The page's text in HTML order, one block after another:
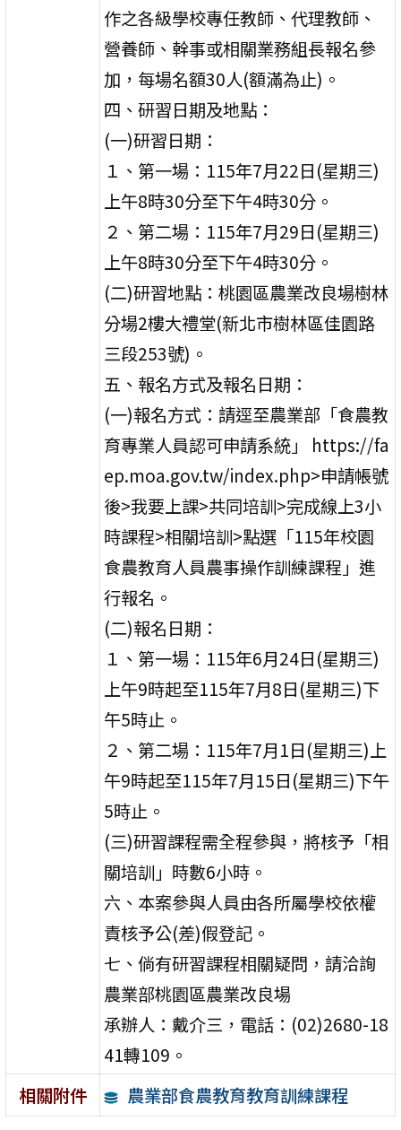
作之各級學校專任教師、代理教師、
營養師、幹事或相關業務組長報名參
加，每場名額30人(額滿為止)。
四、研習日期及地點：
(一)研習日期：
１、第一場：115年7月22日(星期三)
上午8時30分至下午4時30分。
２、第二場：115年7月29日(星期三)
上午8時30分至下午4時30分。
(二)研習地點：桃園區農業改良場樹林
分場2樓大禮堂(新北市樹林區佳園路
三段253號)。
五、報名方式及報名日期：
(一)報名方式：請逕至農業部「食農教
育專業人員認可申請系統」 https://fa
ep.moa.gov.tw/index.php>申請帳號
後>我要上課>共同培訓>完成線上3小
時課程>相關培訓>點選「115年校園
食農教育人員農事操作訓練課程」進
行報名。
(二)報名日期：
１、第一場：115年6月24日(星期三)
上午9時起至115年7月8日(星期三)下
午5時止。
２、第二場：115年7月1日(星期三)上
午9時起至115年7月15日(星期三)下午
5時止。
(三)研習課程需全程參與，將核予「相
關培訓」時數6小時。
六、本案參與人員由各所屬學校依權
責核予公(差)假登記。
七、倘有研習課程相關疑問，請洽詢
農業部桃園區農業改良場
承辦人：戴介三，電話：(02)2680-18
41轉109。
相關附件
農業部食農教育教育訓練課程